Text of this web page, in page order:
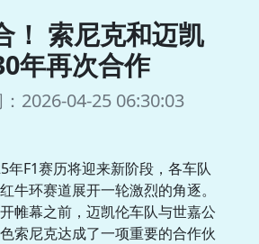
！ 索尼克和迈凯
年再次合作
2026-04-25 06:30:03
年F1赛历将迎来新阶段，各车队
牛环赛道展开一轮激烈的角逐。
帷幕之前，迈凯伦车队与世嘉公
索尼克达成了一项重要的合作伙